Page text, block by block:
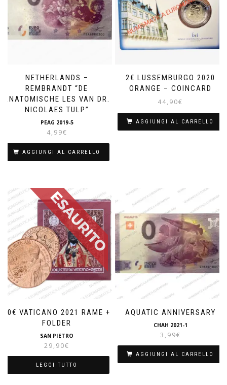
NETHERLANDS –
REMBRANDT “DE
ANATOMISCHE LES VAN DR.
NICOLAES TULP”
PEAG 2019-5
4,99€
AGGIUNGI AL CARRELLO
2€ LUSSEMBURGO 2020
ORANGE – COINCARD
44,90€
AGGIUNGI AL CARRELLO
20€ VATICANO 2021 RAME +
FOLDER
SAN PIETRO
29,90€
LEGGI TUTTO
AQUATIC ANNIVERSARY
CHAH 2021-1
3,99€
AGGIUNGI AL CARRELLO